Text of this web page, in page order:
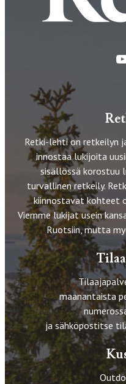
Retki-lehti on retkeilyn
innostaa lukijoita
sisällössä korostuu
turvallinen retkeily.
kiinnostavat kohteet
Viemme lukijat usein
Ruotsiin, mutta
maanantaista
ja sähköpostitse